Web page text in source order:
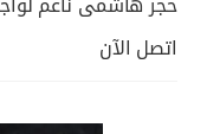
اتصل الآن